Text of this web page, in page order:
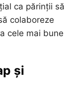
ca părinții să
colaboreze
cele mai bune
și